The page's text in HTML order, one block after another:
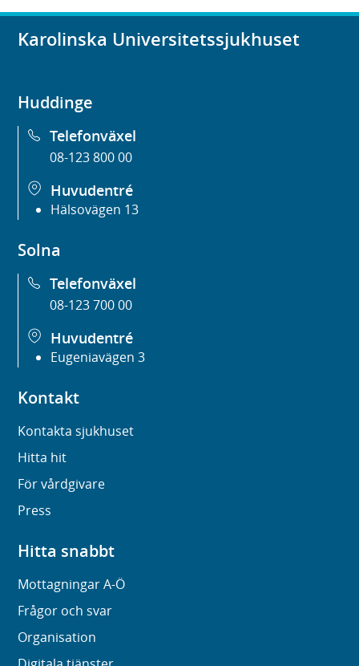
Karolinska Universitetssjukhuset
Huddinge
Telefonväxel
08-123 800 00
Huvudentré
Hälsovägen 13
Solna
Telefonväxel
08-123 700 00
Huvudentré
Eugeniavägen 3
Kontakt
Kontakta sjukhuset
Hitta hit
För vårdgivare
Press
Hitta snabbt
Mottagningar A-Ö
Frågor och svar
Organisation